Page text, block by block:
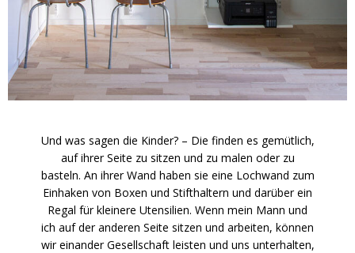
Und was sagen die Kinder? – Die finden es gemütlich,
auf ihrer Seite zu sitzen und zu malen oder zu
basteln. An ihrer Wand haben sie eine Lochwand zum
Einhaken von Boxen und Stifthaltern und darüber ein
Regal für kleinere Utensilien. Wenn mein Mann und
ich auf der anderen Seite sitzen und arbeiten, können
wir einander Gesellschaft leisten und uns unterhalten,